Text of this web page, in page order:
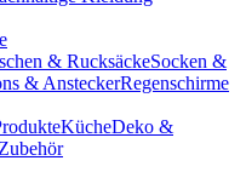
& RucksäckeSocken &
& AnsteckerRegenschirme
KücheDeko &